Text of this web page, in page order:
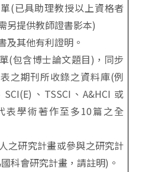
(已具助理教授以上資格者
另提供教師證書影本)
及其他有利證明。
(包含博士論文題目)，同步
之期刊所收錄之資料庫(例
、TSSCI、A&HCI 或
表學術著作至多10篇之全
之研究計畫或參與之研究計
科會研究計畫，請註明)。